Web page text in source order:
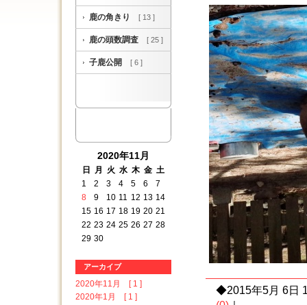
鹿の角きり [ 13 ]
鹿の頭数調査 [ 25 ]
子鹿公開 [ 6 ]
2020年11月
日 月 火 水 木 金 土
1
2 3 4 5 6
7
8
9 10 11 12 13 14
15 16 17 18 19 20 21
22 23 24 25 26 27 28
29 30
アーカイブ
2020年11月 [ 1 ]
2020年1月 [ 1 ]
◆2015年5月 6日